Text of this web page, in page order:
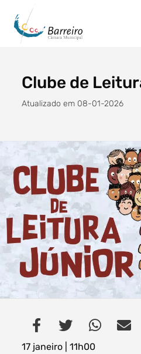
Procurar
Tipo de conteúdo
Filtro dos anos
Filtros dos meses
Clube de
Atualizado em 08-01-2026
17 janeiro | 11h00